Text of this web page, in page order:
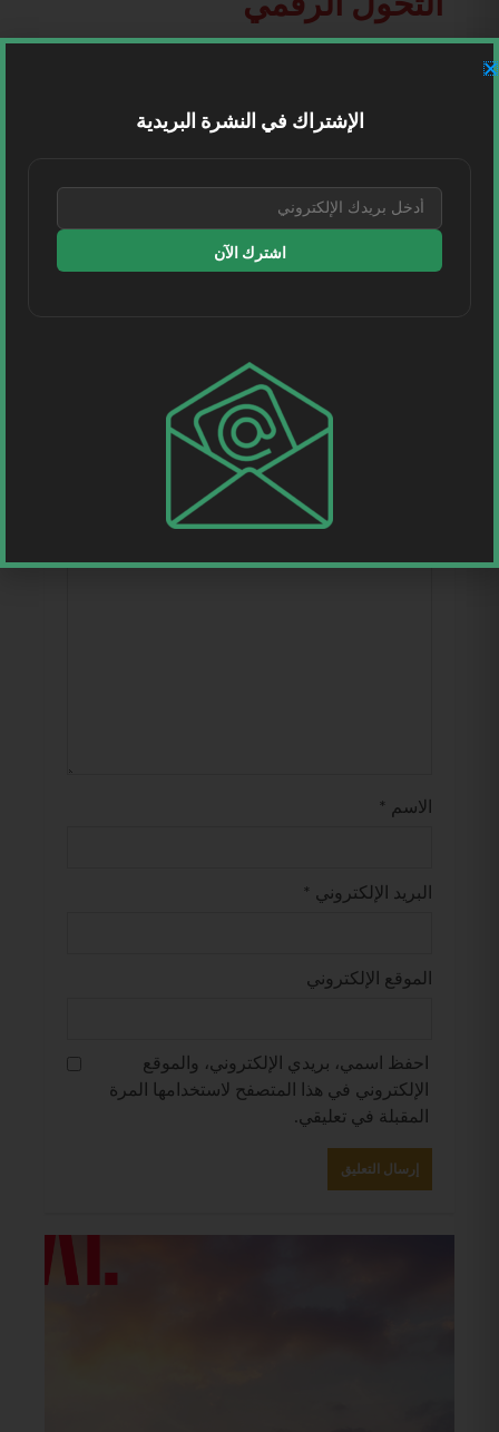
LinkedIn
لن يتم نشر عنوان بريدك الإلكتروني.
الإلزامية مشار إليها بـ*
الاسم *
البريد الإلكتروني *
الموقع الإلكتروني
احفظ اسمي، بريدي الإلكتروني، والموقع
الإلكتروني في هذا المتصفح لاستخدامها المرة
المقبلة في تعليقي.
الإشتراك في النشرة البريدية
اشترك الآن